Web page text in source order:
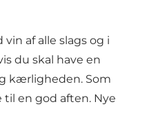
af alle slags og i
du skal have en
kærligheden. Som
en god aften. Nye